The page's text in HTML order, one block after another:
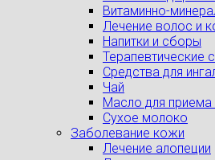
Витаминно-
Лечение волос и
Напитки и сборы
Терапевтические
Средства для
Чай
Масло для приема
Сухое молоко
Заболевание кожи
Лечение алопеции